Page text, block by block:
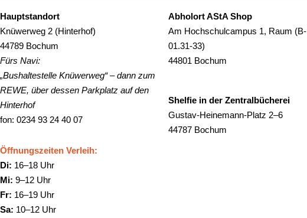
Hauptstandort
Knüwerweg 2 (Hinterhof)
44789 Bochum
Fürs Navi:
„Bushaltestelle Knüwerweg“ – dann zum
REWE, über dessen Parkplatz auf den
Hinterhof
fon: 0234 93 24 40 07
Öffnungszeiten Verleih:
Di: 16–18 Uhr
Mi: 9–12 Uhr
Fr: 16–19 Uhr
Sa: 10–12 Uhr
Abholort AStA Shop
Am Hochschulcampus 1, Raum (B-
01.31-33)
44801 Bochum
Shelfie in der Zentralbücherei
Gustav-Heinemann-Platz 2–6
44787 Bochum